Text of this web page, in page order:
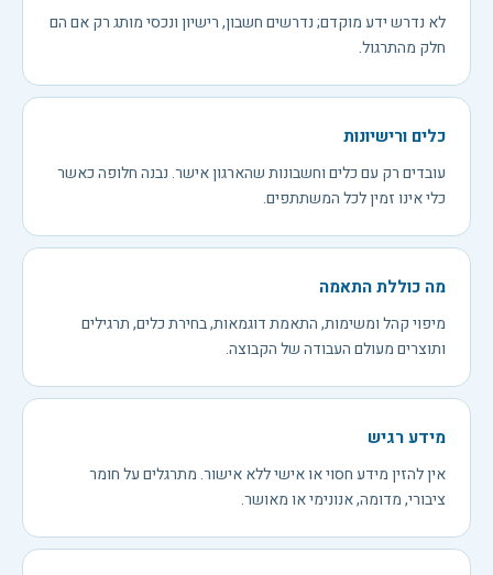
לא נדרש ידע מוקדם; נדרשים חשבון, רישיון ונכסי מותג רק אם הם
חלק מהתרגול.
כלים ורישיונות
עובדים רק עם כלים וחשבונות שהארגון אישר. נבנה חלופה כאשר
כלי אינו זמין לכל המשתתפים.
מה כוללת התאמה
מיפוי קהל ומשימות, התאמת דוגמאות, בחירת כלים, תרגילים
ותוצרים מעולם העבודה של הקבוצה.
מידע רגיש
אין להזין מידע חסוי או אישי ללא אישור. מתרגלים על חומר
ציבורי, מדומה, אנונימי או מאושר.